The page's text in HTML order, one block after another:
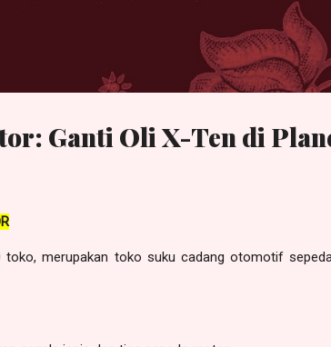
Ganti Oli X-Ten di
toko, merupakan toko suku cadang otomotif